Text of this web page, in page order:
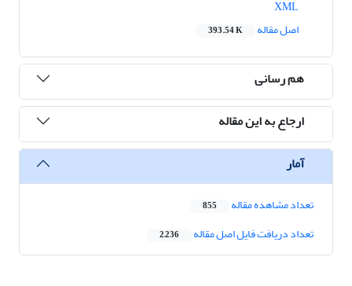
اصل مقاله
393.54 K
هم رسانی
ارجاع به این مقاله
آمار
تعداد مشاهده مقاله 855
تعداد دریافت فایل اصل مقاله 2,236